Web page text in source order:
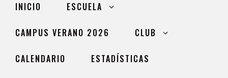
INICIO ESCUELA
CAMPUS VERANO 2026 CLUB
CALENDARIO ESTADÍSTICAS